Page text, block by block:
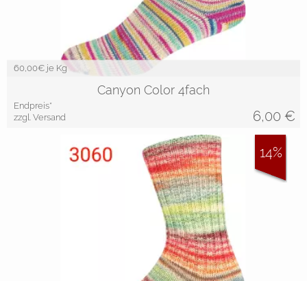
60,00€ je Kg
Canyon Color 4fach
Endpreis*
zzgl. Versand
6,00 €
14%